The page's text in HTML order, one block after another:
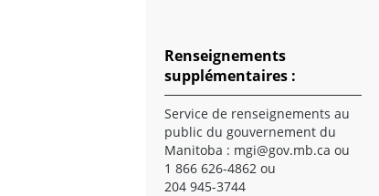
Renseignements
supplémentaires :
Service de renseignements au
public du gouvernement du
Manitoba : mgi@gov.mb.ca ou
1 866 626-4862 ou
204 945-3744